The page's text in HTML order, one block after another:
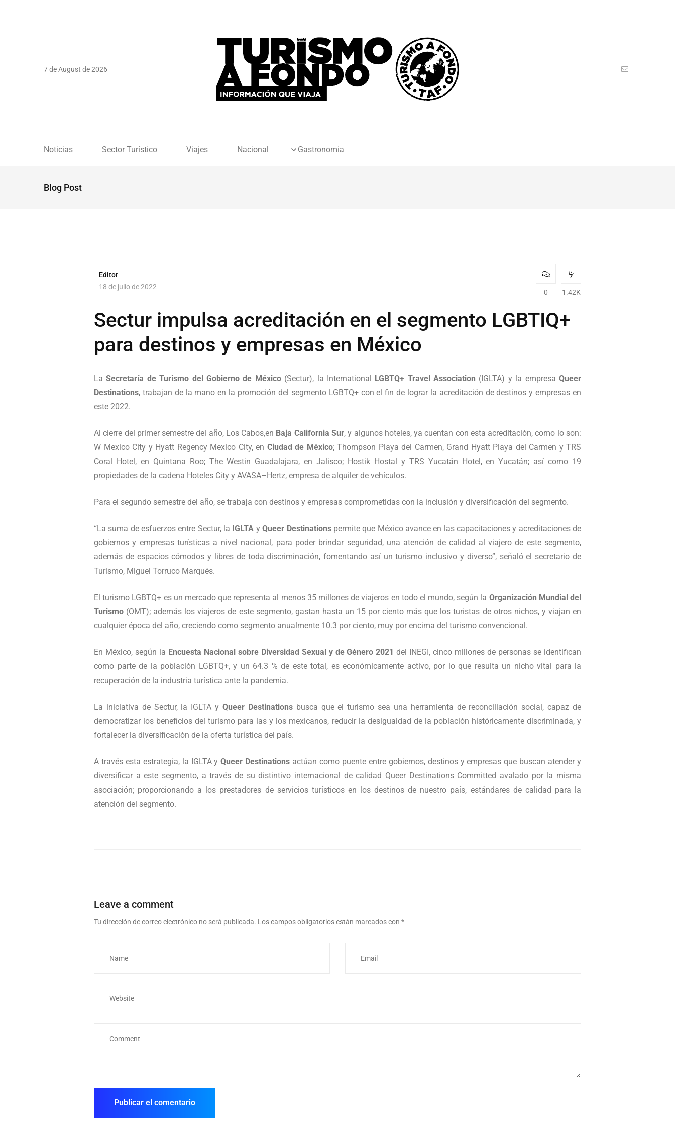
7 de August de 2026
Noticias Sector Turístico Viajes Nacional Gastronomia
Blog Post
Editor
18 de julio de 2022
0 1.42K
Sectur impulsa acreditación en el segmento LGBTIQ+
para destinos y empresas en México
La Secretaría de Turismo del Gobierno de México(Sectur), la International LGBTQ+ Travel Association (IGLTA) y la empresaQueer
Destinations, trabajan de la mano en la promoción del segmento LGBTQ+ con el fin de lograr la acreditación de destinos y empresas en
este 2022.
Al cierre del primer semestre del año, Los Cabos,en Baja California Sur, y algunos hoteles, ya cuentan con esta acreditación, como lo son:
W Mexico City y Hyatt Regency Mexico City, en Ciudad de México; Thompson Playa del Carmen, Grand Hyatt Playa del Carmen y TRS
Coral Hotel, en Quintana Roo; The Westin Guadalajara, en Jalisco; Hostik Hostal y TRS Yucatán Hotel, en Yucatán; así como 19
propiedades de la cadena Hoteles City y AVASA–Hertz, empresa de alquiler de vehículos.
Para el segundo semestre del año, se trabaja con destinos y empresas comprometidas con la inclusión y diversificación del segmento.
“La suma de esfuerzos entre Sectur, la IGLTA yQueer Destinationspermite que México avance en las capacitaciones y acreditaciones de
gobiernos y empresas turísticas a nivel nacional, para poder brindar seguridad, una atención de calidad al viajero de este segmento,
además de espacios cómodos y libres de toda discriminación, fomentando así un turismo inclusivo y diverso”, señaló el secretario de
Turismo, Miguel Torruco Marqués.
El turismo LGBTQ+ es un mercado que representa al menos 35 millones de viajeros en todo el mundo, según la Organización Mundial del
Turismo (OMT); además los viajeros de este segmento, gastan hasta un 15 por ciento más que los turistas de otros nichos, y viajan en
cualquier época del año, creciendo como segmento anualmente 10.3 por ciento, muy por encima del turismo convencional.
En México, según la Encuesta Nacional sobre Diversidad Sexual y de Género 2021 del INEGI, cinco millones de personas se identifican
como parte de la población LGBTQ+, y un 64.3 % de este total, es económicamente activo, por lo que resulta un nicho vital para la
recuperación de la industria turística ante la pandemia.
La iniciativa de Sectur, la IGLTA y Queer Destinationsbusca que el turismo sea una herramienta de reconciliación social, capaz de
democratizar los beneficios del turismo para las y los mexicanos, reducir la desigualdad de la población históricamente discriminada, y
fortalecer la diversificación de la oferta turística del país.
A través esta estrategia, la IGLTA y Queer Destinations actúan como puente entre gobiernos, destinos y empresas que buscan atender y
diversificar a este segmento, a través de su distintivo internacional de calidad Queer Destinations Committed avalado por la misma
asociación; proporcionando a los prestadores de servicios turísticos en los destinos de nuestro país, estándares de calidad para la
atención del segmento.
Leave a comment
Tu dirección de correo electrónico no será publicada. Los campos obligatorios están marcados con *